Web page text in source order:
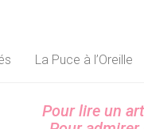
La Puce à l’Oreille
Sidebar
Pour lire un